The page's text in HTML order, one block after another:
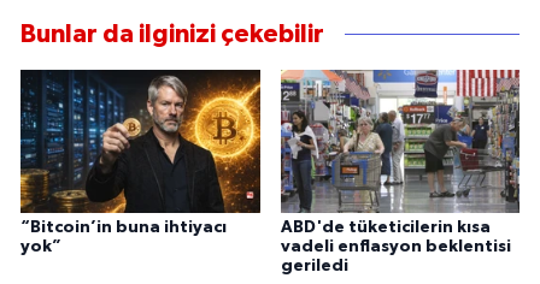
Bunlar da ilginizi çekebilir
“Bitcoin’in buna ihtiyacı
yok”
ABD'de tüketicilerin kısa
vadeli enflasyon beklentisi
geriledi